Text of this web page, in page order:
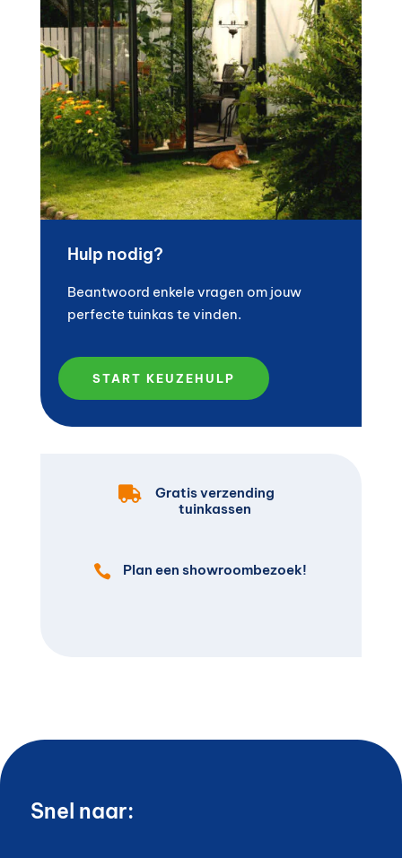
Hulp nodig?
Beantwoord enkele vragen om jouw
perfecte tuinkas te vinden.
START KEUZEHULP

Gratis verzending
tuinkassen
 Plan een showroombezoek!
Snel naar: